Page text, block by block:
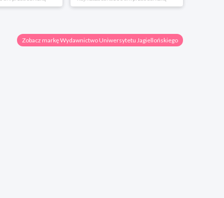
Zobacz markę Wydawnictwo Uniwersytetu Jagiellońskiego